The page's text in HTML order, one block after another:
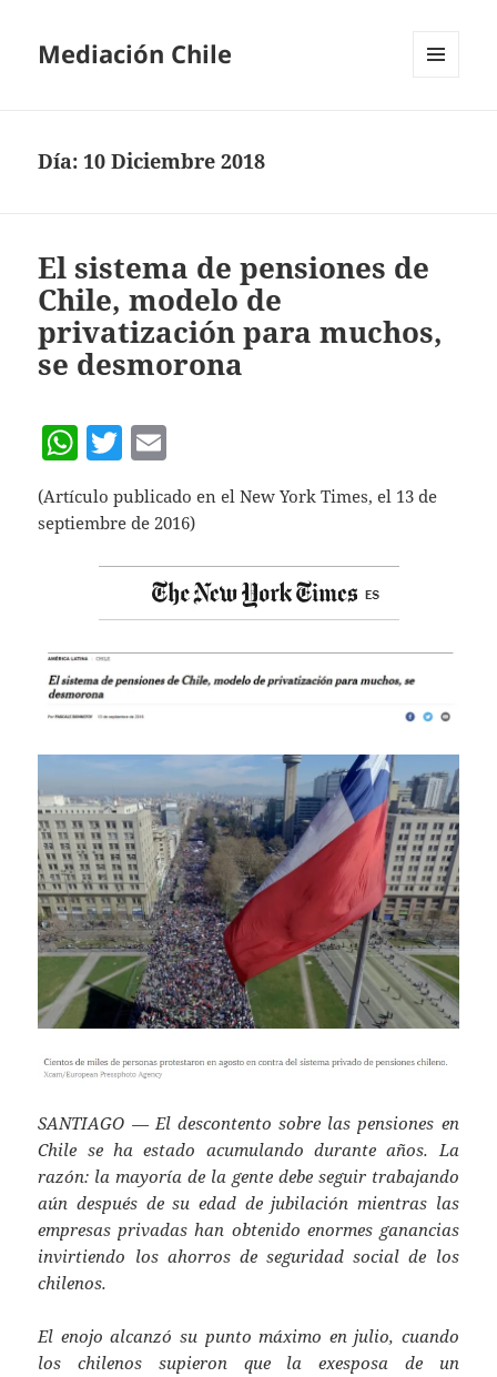
Mediación Chile
Día: 10 Diciembre 2018
El sistema de pensiones de
Chile, modelo de
privatización para muchos,
se desmorona
W
h
at
p
p
T
w
itt
m
ai
(Artículo publicado en el New York Times, el 13 de
septiembre de 2016)
SANTIAGO — El descontento sobre las pensiones en
Chile se ha estado acumulando durante años. La
razón: la mayoría de la gente debe seguir trabajando
aún después de su edad de jubilación mientras las
empresas privadas han obtenido enormes ganancias
invirtiendo los ahorros de seguridad social de los
chilenos.
El enojo alcanzó su punto máximo en julio, cuando
los chilenos supieron que la exesposa de un